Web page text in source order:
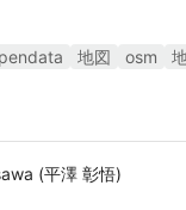
地図 osm
(平澤 彰悟)